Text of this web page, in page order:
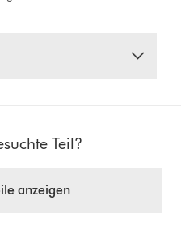
Teil?
anzeigen